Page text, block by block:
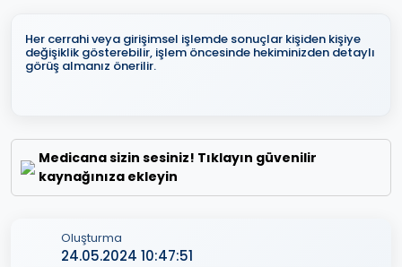
Her cerrahi veya girişimsel işlemde sonuçlar kişiden kişiye
değişiklik gösterebilir, işlem öncesinde hekiminizden detaylı
görüş almanız önerilir.
Medicana sizin sesiniz! Tıklayın güvenilir
kaynağınıza ekleyin
Oluşturma
24.05.2024 10:47:51